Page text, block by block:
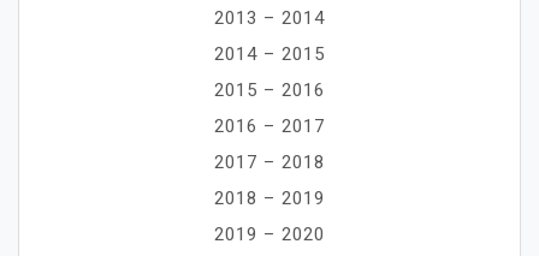
2013 – 2014
2014 – 2015
2015 – 2016
2016 – 2017
2017 – 2018
2018 – 2019
2019 – 2020